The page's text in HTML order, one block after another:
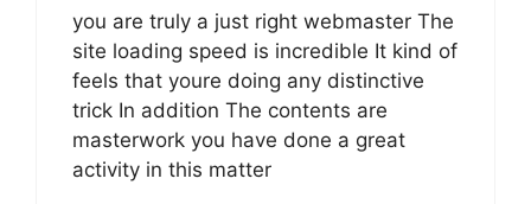
you are truly a just right webmaster The
site loading speed is incredible It kind of
feels that youre doing any distinctive
trick In addition The contents are
masterwork you have done a great
activity in this matter